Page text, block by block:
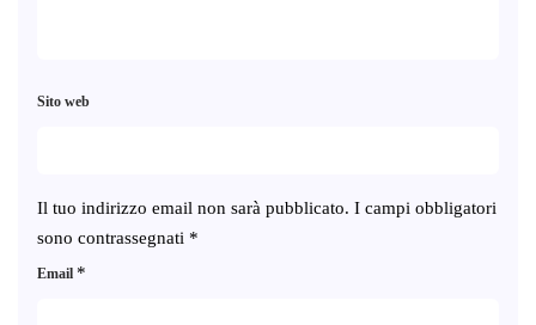
Il tuo indirizzo email non sarà pubblicato. I campi obbligatori
sono contrassegnati *
Email *
Sito web